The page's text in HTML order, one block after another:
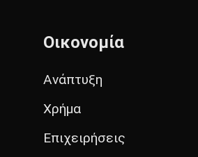
Οικονομία
Ανάπτυξη
Χρήμα
Επιχειρήσεις